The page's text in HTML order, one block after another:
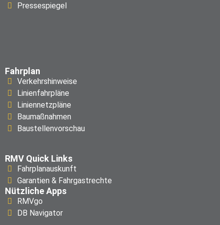
Pressespiegel
Fahrplan
Verkehrshinweise
Linienfahrpläne
Liniennetzpläne
Baumaßnahmen
Baustellenvorschau
RMV Quick Links
Fahrplanauskunft
Garantien & Fahrgastrechte
Nützliche Apps
RMVgo
DB Navigator